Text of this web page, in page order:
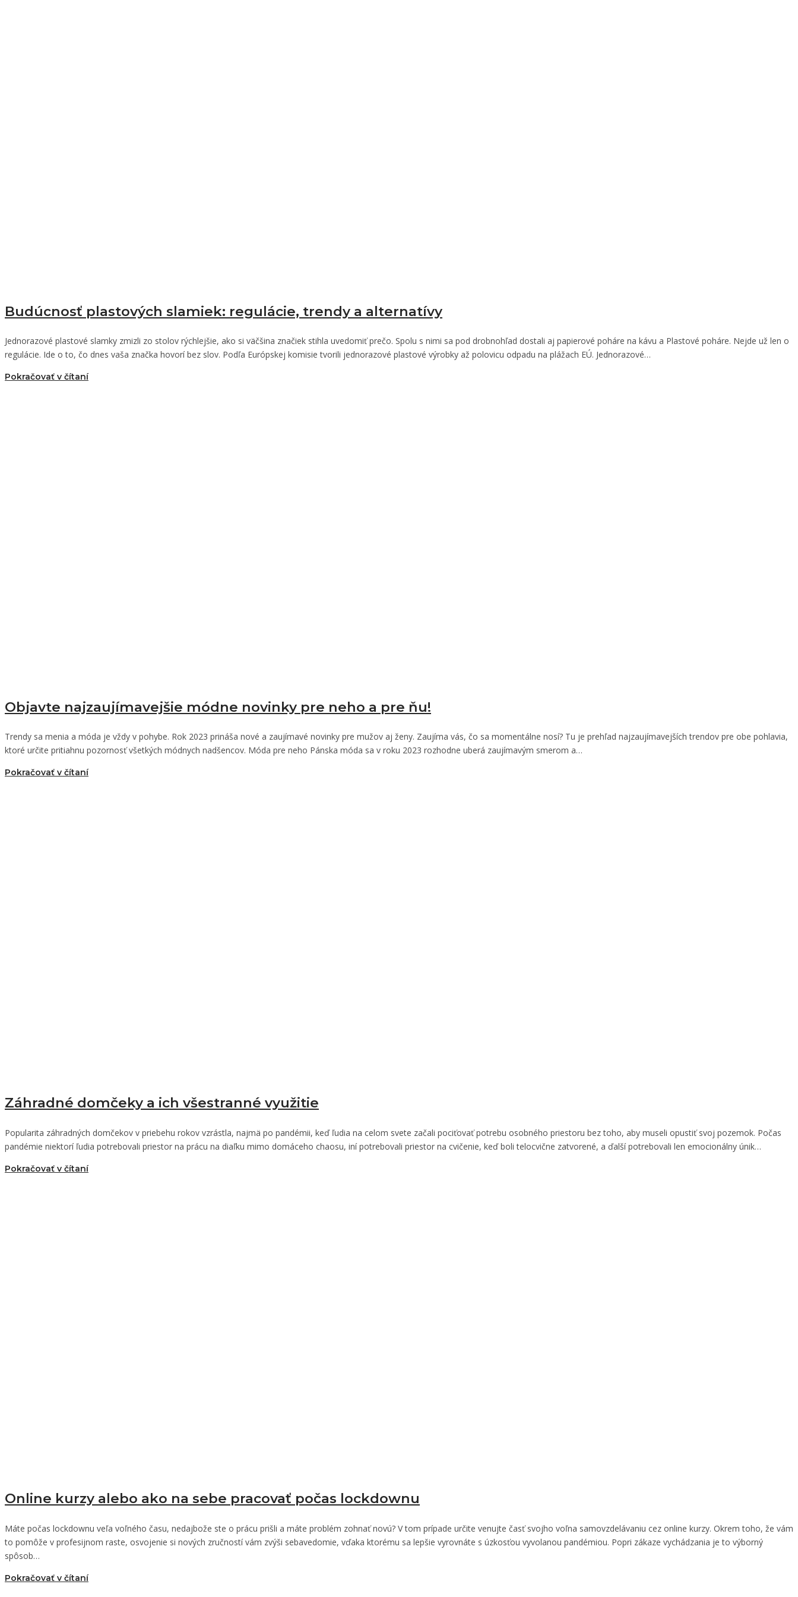
Budúcnosť plastových slamiek: regulácie, trendy a alternatívy
Jednorazové plastové slamky zmizli zo stolov rýchlejšie, ako si väčšina značiek stihla uvedomiť prečo. Spolu s nimi sa pod drobnohľad dostali aj papierové poháre na kávu a Plastové poháre. Nejde už len o
regulácie. Ide o to, čo dnes vaša značka hovorí bez slov. Podľa Európskej komisie tvorili jednorazové plastové výrobky až polovicu odpadu na plážach EÚ. Jednorazové…
Pokračovať v čítaní
Objavte najzaujímavejšie módne novinky pre neho a pre ňu!
Trendy sa menia a móda je vždy v pohybe. Rok 2023 prináša nové a zaujímavé novinky pre mužov aj ženy. Zaujíma vás, čo sa momentálne nosí? Tu je prehľad najzaujímavejších trendov pre obe pohlavia,
ktoré určite pritiahnu pozornosť všetkých módnych nadšencov. Móda pre neho Pánska móda sa v roku 2023 rozhodne uberá zaujímavým smerom a…
Pokračovať v čítaní
Záhradné domčeky a ich všestranné využitie
Popularita záhradných domčekov v priebehu rokov vzrástla, najmä po pandémii, keď ľudia na celom svete začali pociťovať potrebu osobného priestoru bez toho, aby museli opustiť svoj pozemok. Počas
pandémie niektorí ľudia potrebovali priestor na prácu na diaľku mimo domáceho chaosu, iní potrebovali priestor na cvičenie, keď boli telocvične zatvorené, a ďalší potrebovali len emocionálny únik…
Pokračovať v čítaní
Online kurzy alebo ako na sebe pracovať počas lockdownu
Máte počas lockdownu veľa voľného času, nedajbože ste o prácu prišli a máte problém zohnať novú? V tom prípade určite venujte časť svojho voľna samovzdelávaniu cez online kurzy. Okrem toho, že vám
to pomôže v profesijnom raste, osvojenie si nových zručností vám zvýši sebavedomie, vďaka ktorému sa lepšie vyrovnáte s úzkosťou vyvolanou pandémiou. Popri zákaze vychádzania je to výborný
spôsob…
Pokračovať v čítaní